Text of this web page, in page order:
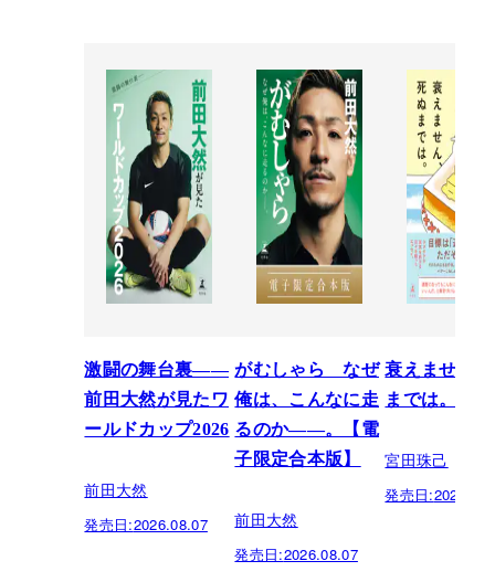
激闘の舞台裏――
前田大然が見たワ
ールドカップ2026
前田大然
発売日:2026.08.07
がむしゃら なぜ
俺は、こんなに走
るのか——。【電
子限定合本版】
前田大然
発売日:2026.08.07
衰えません
までは。
宮田珠己
発売日: